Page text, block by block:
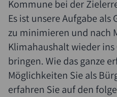
Kommune bei der
Es ist unsere Aufgabe als
zu minimieren und nach
Klimahaushalt wieder
bringen. Wie das ganze
Möglichkeiten Sie als
erfahren Sie auf den